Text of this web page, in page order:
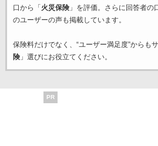
口から「火災保険」を評価。さらに回答者の
のユーザーの声も掲載しています。
保険料だけでなく、“ユーザー満足度”からも
険」選びにお役立てください。
PR